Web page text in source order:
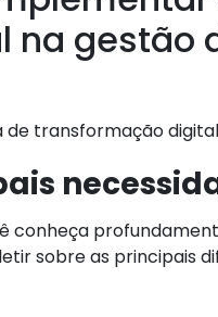
gestão
transformação
sobre as principais